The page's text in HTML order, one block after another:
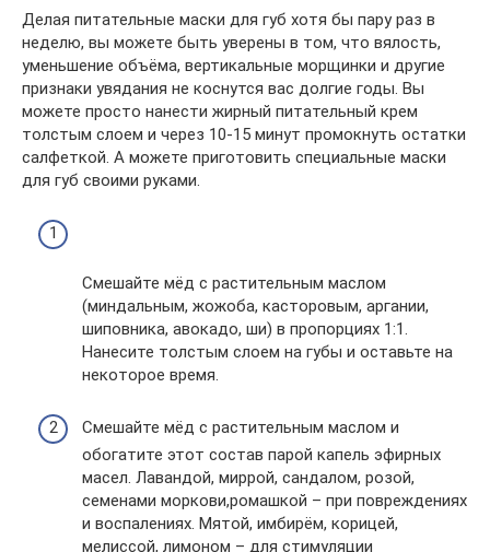
Делая питательные маски для губ хотя бы пару раз в
неделю, вы можете быть уверены в том, что вялость,
уменьшение объёма, вертикальные морщинки и другие
признаки увядания не коснутся вас долгие годы. Вы
можете просто нанести жирный питательный крем
толстым слоем и через 10-15 минут промокнуть остатки
салфеткой. А можете приготовить специальные маски
для губ своими руками.
Смешайте мёд с растительным маслом
(миндальным, жожоба, касторовым, аргании,
шиповника, авокадо, ши) в пропорциях 1:1.
Нанесите толстым слоем на губы и оставьте на
некоторое время.
Смешайте мёд с растительным маслом и
обогатите этот состав парой капель эфирных
масел. Лавандой, миррой, сандалом, розой,
семенами моркови,ромашкой – при повреждениях
и воспалениях. Мятой, имбирём, корицей,
мелиссой, лимоном – для стимуляции